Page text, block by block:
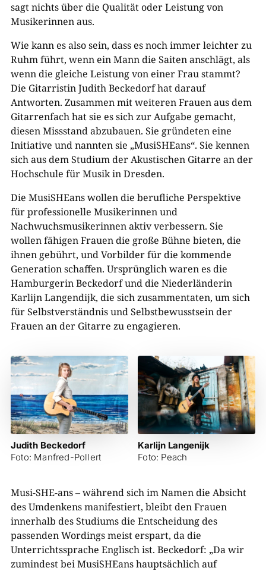
sagt nichts über die Qualität oder Leistung von
Musikerinnen aus.
Wie kann es also sein, dass es noch immer leichter zu
Ruhm führt, wenn ein Mann die Saiten anschlägt, als
wenn die gleiche Leistung von einer Frau stammt?
Die Gitarristin Judith Beckedorf hat darauf
Antworten. Zusammen mit weiteren Frauen aus dem
Gitarrenfach hat sie es sich zur Aufgabe gemacht,
diesen Missstand abzubauen. Sie gründeten eine
Initiative und nannten sie „MusiSHEans“. Sie kennen
sich aus dem Studium der Akustischen Gitarre an der
Hochschule für Musik in Dresden.
Die MusiSHEans wollen die berufliche Perspektive
für professionelle Musikerinnen und
Nachwuchsmusikerinnen aktiv verbessern. Sie
wollen fähigen Frauen die große Bühne bieten, die
ihnen gebührt, und Vorbilder für die kommende
Generation schaffen. Ursprünglich waren es die
Hamburgerin Beckedorf und die Niederländerin
Karlijn Langendijk, die sich zusammentaten, um sich
für Selbstverständnis und Selbstbewusstsein der
Frauen an der Gitarre zu engagieren.
Judith Beckedorf
Foto: Manfred-Pollert
Karlijn Langenijk
Foto: Peach
Musi-SHE-ans – während sich im Namen die Absicht
des Umdenkens manifestiert, bleibt den Frauen
innerhalb des Studiums die Entscheidung des
passenden Wordings meist erspart, da die
Unterrichtssprache Englisch ist. Beckedorf: „Da wir
zumindest bei MusiSHEans hauptsächlich auf